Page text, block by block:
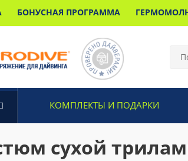
БОНУСНАЯ ПРОГРАММА
КОМПЛЕКТЫ И ПОДАРКИ
сухой